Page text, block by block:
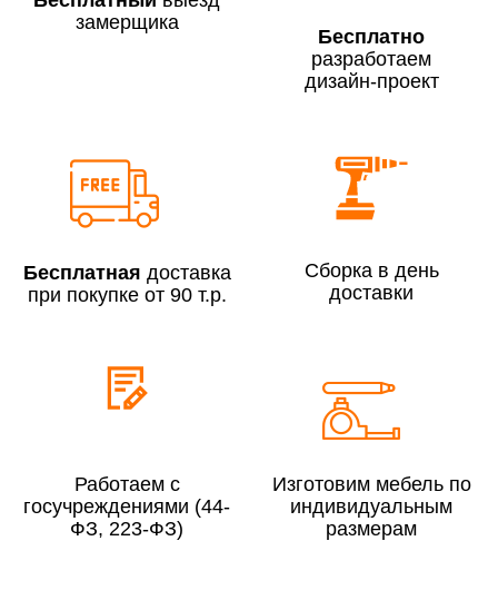
Свыше 300 000 руб.
Сборка по Московской области при заказе:
До 300 000 руб.
По Москве
10%
По Московской области
замерщика
Бесплатно
разработаем
дизайн-проект
Бесплатная доставка
при покупке от 90 т.р.
Сборка в день
доставки
Работаем с
госучреждениями (44-
ФЗ, 223-ФЗ)
Изготовим мебель по
индивидуальным
размерам